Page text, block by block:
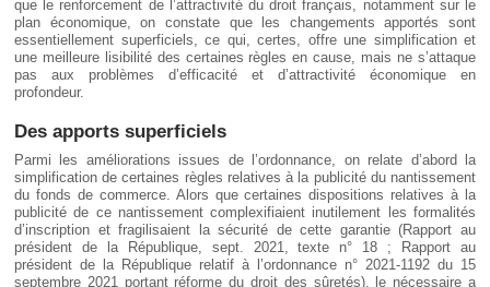
que le renforcement de l’attractivité du droit français, notamment sur le
plan économique, on constate que les changements apportés sont
essentiellement superficiels, ce qui, certes, offre une simplification et
une meilleure lisibilité des certaines règles en cause, mais ne s’attaque
pas aux problèmes d’efficacité et d’attractivité économique en
profondeur.
Des apports superficiels
Parmi les améliorations issues de l’ordonnance, on relate d’abord la
simplification de certaines règles relatives à la publicité du nantissement
du fonds de commerce. Alors que certaines dispositions relatives à la
publicité de ce nantissement complexifiaient inutilement les formalités
d’inscription et fragilisaient la sécurité de cette garantie (Rapport au
président de la République, sept. 2021, texte n° 18 ; Rapport au
président de la République relatif à l’ordonnance n° 2021-1192 du 15
septembre 2021 portant réforme du droit des sûretés), le nécessaire a